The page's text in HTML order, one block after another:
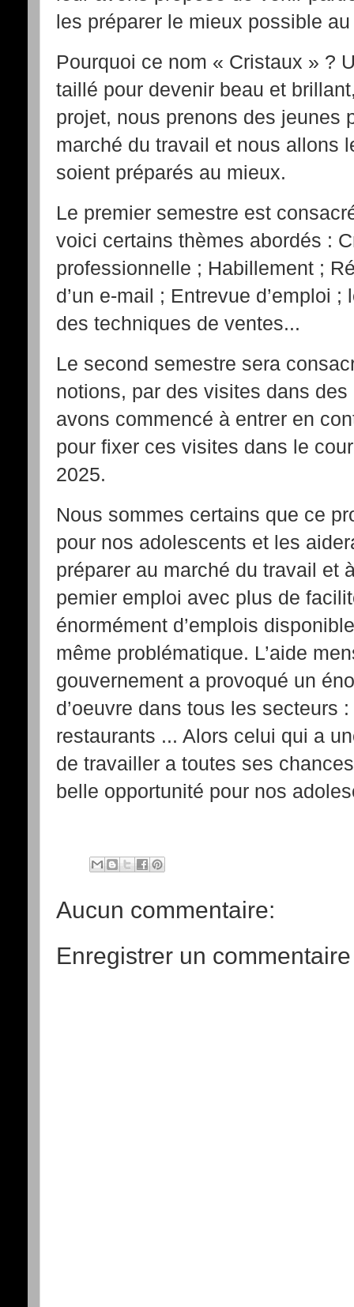
les préparer le mieux possible
Pourquoi ce nom « Cristaux » ?
taillé pour devenir beau et
projet, nous prenons des jeunes
marché du travail et nous allons
soient préparés au mieux.
Le premier semestre est
voici certains thèmes abordés :
professionnelle ; Habillement ;
d’un e-mail ; Entrevue d’emploi
des techniques de ventes...
Le second semestre sera
notions, par des visites dans
avons commencé à entrer en
pour fixer ces visites dans le
2025.
Nous sommes certains que ce
pour nos adolescents et les
préparer au marché du travail et
pemier emploi avec plus de
énormément d’emplois
même problématique. L’aide
gouvernement a provoqué un
d’oeuvre dans tous les secteurs
restaurants ... Alors celui qui a
de travailler a toutes ses
belle opportunité pour nos
Aucun commentaire:
Enregistrer un commentaire